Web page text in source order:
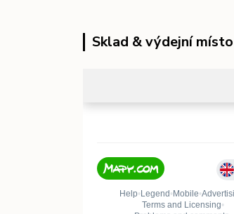
Sklad & výdejní místo